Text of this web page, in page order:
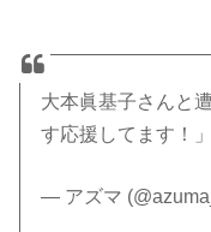
大本眞基子さんと
す応援してます！
— アズマ